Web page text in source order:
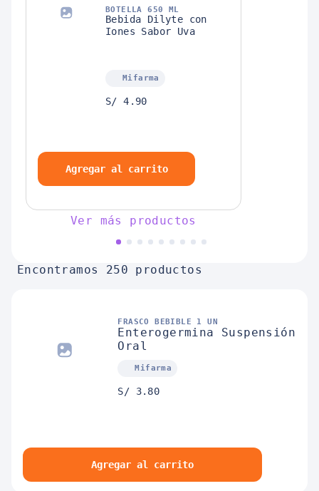
BOTELLA 650 ML
Bebida Dilyte con
Iones Sabor Uva
Mifarma
S/ 4.90
Agregar al carrito
Ver más productos
Encontramos 250 productos
FRASCO BEBIBLE 1 UN
Enterogermina Suspensión
Oral
Mifarma
S/ 3.80
Agregar al carrito